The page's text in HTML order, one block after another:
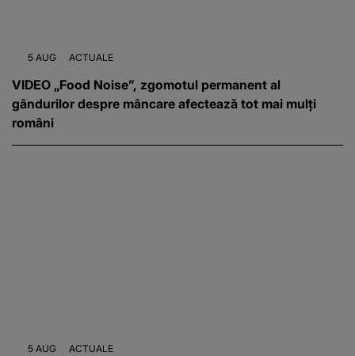
5 AUG ACTUALE
VIDEO „Food Noise”, zgomotul permanent al
gândurilor despre mâncare afectează tot mai mulți
români
5 AUG ACTUALE